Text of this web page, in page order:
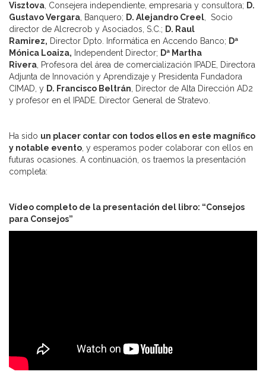
Visztova , Consejera independiente, empresaria y consultora; D.
Gustavo Vergara , Banquero; D. Alejandro Creel , Socio
director de Alcrecrob y Asociados, S.C.; D. Raul
Ramirez, Director Dpto. Informática en Accendo Banco; Dª
Mónica Loaiza, Independent Director; Dª Martha
Rivera , Profesora del área de comercialización IPADE, Directora
Adjunta de Innovación y Aprendizaje y Presidenta Fundadora
CIMAD, y D. Francisco Beltrán , Director de Alta Dirección AD2
y profesor en el IPADE. Director General de Stratevo.
Ha sido un placer contar con todos ellos en este magnífico
y notable evento , y esperamos poder colaborar con ellos en
futuras ocasiones. A continuación, os traemos la presentación
completa:
Vídeo completo de la presentación del libro: “Consejos
para Consejos”